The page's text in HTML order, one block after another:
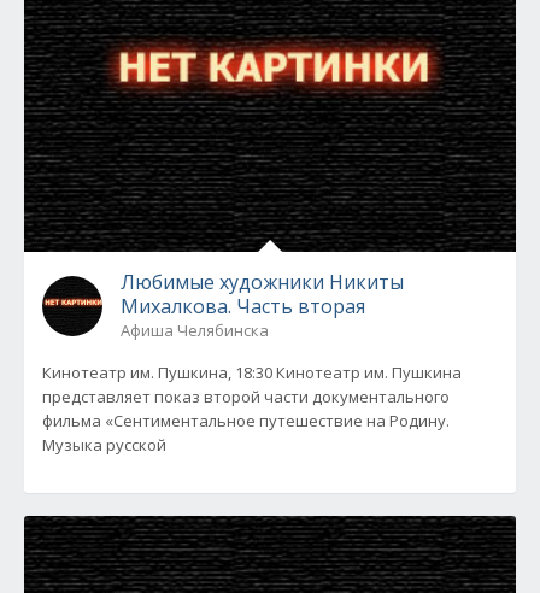
Любимые художники Никиты
Михалкова. Часть вторая
Афиша Челябинска
Кинотеатр им. Пушкина, 18:30 Кинотеатр им. Пушкина
представляет показ второй части документального
фильма «Сентиментальное путешествие на Родину.
Музыка русской